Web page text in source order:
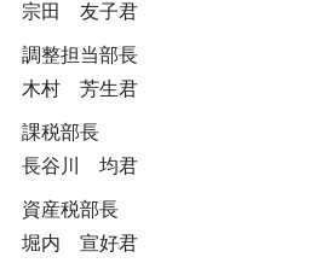
宗田 友子君
調整担当部長
木村 芳生君
課税部長
長谷川 均君
資産税部長
堀内 宣好君